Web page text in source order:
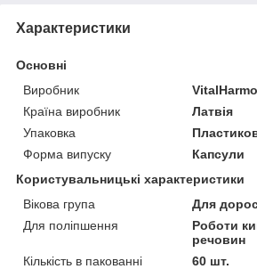
Характеристики
Основні
Виробник
Країна виробник
Латвія
Упаковка
Форма випуску
Капсули
Користувальницькі характеристики
Вікова група
Для
Для поліпшення
Роботи
речовин
Кількість в пакованні
60 шт.